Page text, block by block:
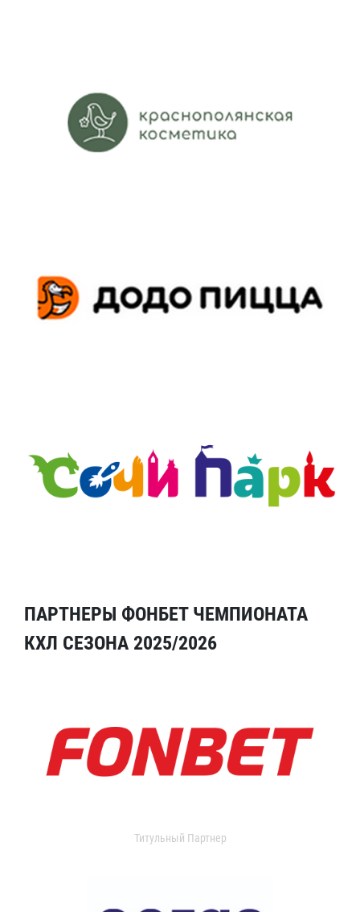
ПАРТНЕРЫ ФОНБЕТ ЧЕМПИОНАТА
КХЛ СЕЗОНА 2025/2026
Титульный Партнер